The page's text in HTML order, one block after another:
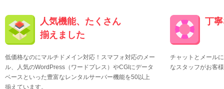
人気機能、たくさん
揃えました
低価格なのにマルチドメイン対応！スマフォ対応のメー
ル、人気のWordPress（ワードプレス）やCGIにデータ
ベースといった豊富なレンタルサーバー機能を50以上
揃えています。
丁
チャットとメール
なスタッフがお客